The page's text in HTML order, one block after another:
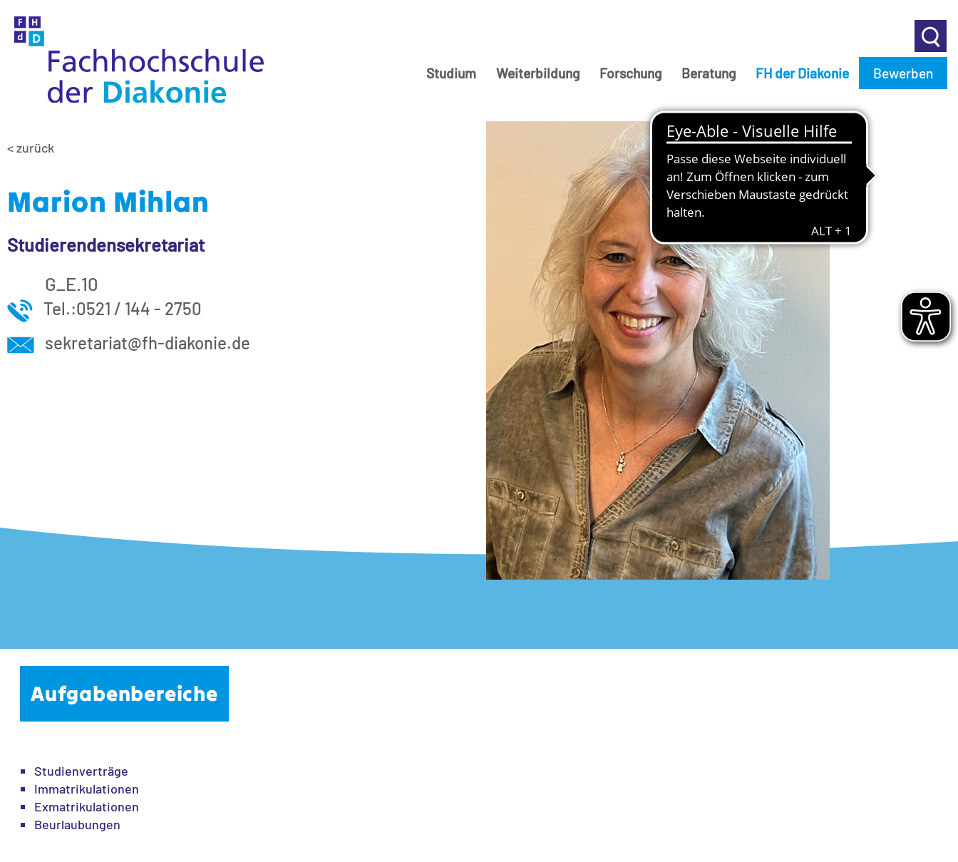
Studium Weiterbildung Forschung Beratung FH der Diakonie Bewerben
< zurück
Marion Mihlan
Studierendensekretariat
G_E.10
Tel.:0521 / 144 - 2750
sekretariat@fh-diakonie.de
Aufgabenbereiche
Studienverträge
Immatrikulationen
Exmatrikulationen
Beurlaubungen